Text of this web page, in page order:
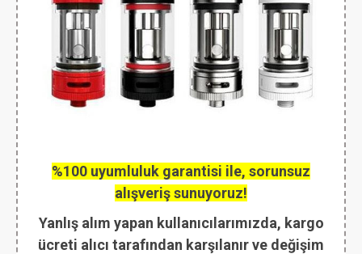
%100 uyumluluk garantisi ile, sorunsuz
alışveriş sunuyoruz!
Yanlış alım yapan kullanıcılarımızda, kargo
ücreti alıcı tarafından karşılanır ve değişim